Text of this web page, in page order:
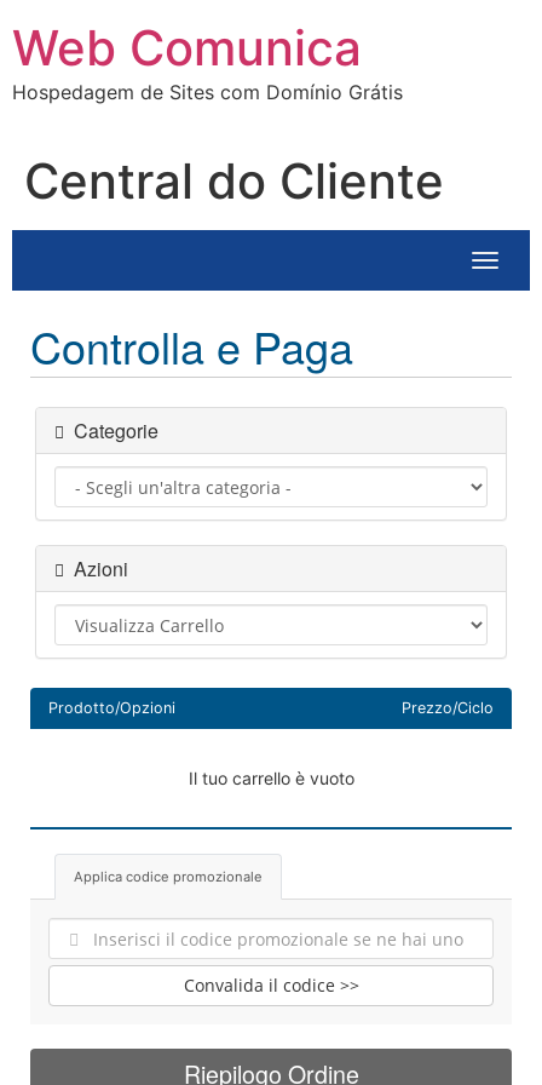
para
conteúdo
Web Comunica
Hospedagem de Sites com Domínio Grátis
Central do Cliente
Attiva
Controlla e Paga
Categorie
Azioni
Prodotto/Opzioni Prezzo/Ciclo
Il tuo carrello è vuoto
Applica codice promozionale
Convalida il codice >>
Riepilogo Ordine